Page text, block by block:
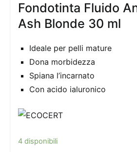
Fondotinta Fluido
Ash Blonde 30 ml
Ideale per pelli mature
Dona morbidezza
Spiana l’incarnato
Con acido ialuronico
4 disponibili